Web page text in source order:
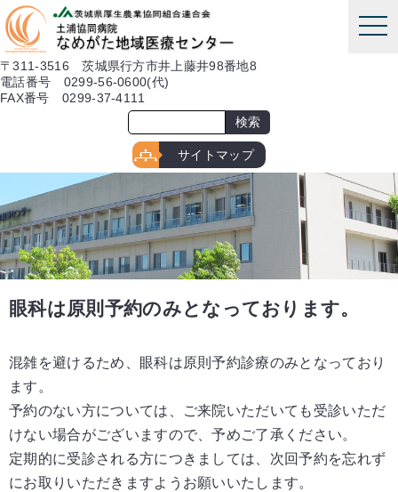
本文へ
〒311-3516 茨城県行方市井上藤井98番地8
電話番号 0299-56-0600(代)
FAX番号 0299-37-4111
サイトマップ
眼科は原則予約のみとなっております。
混雑を避けるため、眼科は原則予約診療のみとなっており
ます。
予約のない方については、ご来院いただいても受診いただ
けない場合がございますので、予めご了承ください。
定期的に受診される方につきましては、次回予約を忘れず
にお取りいただきますようお願いいたします。